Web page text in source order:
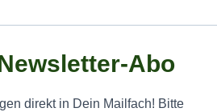
Abo
direkt in Dein Mailfach! Bitte